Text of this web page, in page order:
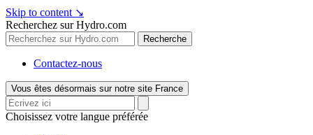
Skip to content ↘
Recherchez sur Hydro.com
Recherche
Contactez-nous
Vous êtes désormais sur notre site France
Choisissez votre langue préférée